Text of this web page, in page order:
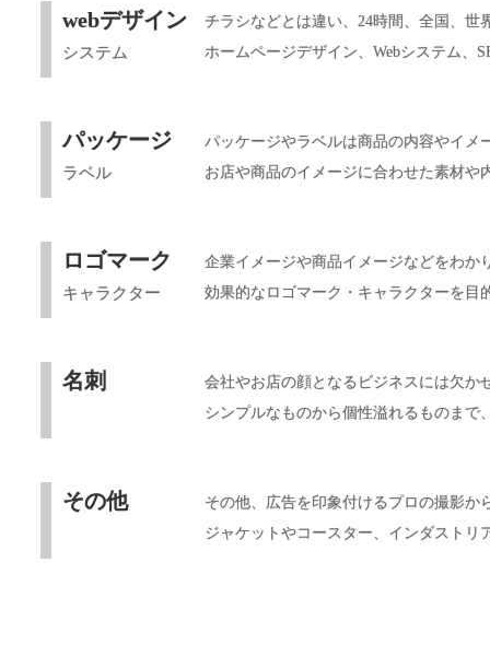
webデザイン
システム
チラシなどとは違い、24時間、全国、
ホームページデザイン、Webシステム、
パッケージ
ラベル
パッケージやラベルは商品の内容やイメ
お店や商品のイメージに合わせた素材や
ロゴマーク
キャラクター
企業イメージや商品イメージなどをわか
効果的なロゴマーク・キャラクターを目
名刺
会社やお店の顔となるビジネスには欠か
シンプルなものから個性溢れるものまで
その他
その他、広告を印象付けるプロの撮影か
ジャケットやコースター、インダストリ